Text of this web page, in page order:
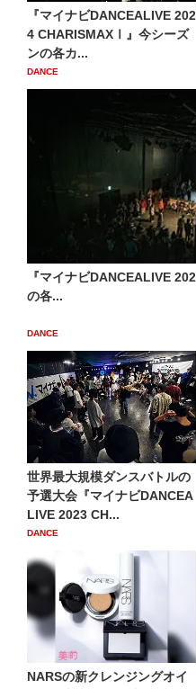
『マイナビDANCEALIVE 202
4 CHARISMAXⅠ』今シーズ
ンの各カ...
DANCE
『マイナビDANCEALIVE
の各...
DANCE
世界最大規模ダンスバトルの
予選大会『マイナビDANCEA
LIVE 2023 CH...
DANCE
NARSの新クレンジングオイ